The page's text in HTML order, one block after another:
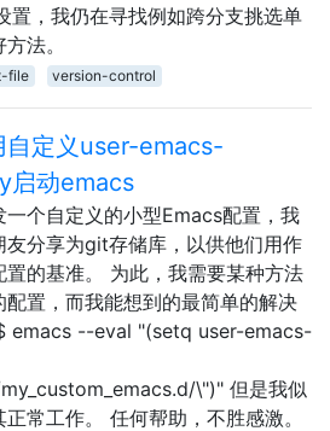
置，我仍在寻找例如跨分支挑选单
法。
file version-control
自定义user-emacs-
启动emacs
一个自定义的小型Emacs配置，我
友分享为git存储库，以供他们用作
置的基准。 为此，我需要某种方法
配置，而我能想到的最简单的解决
emacs --eval "(setq user-emacs-
\")" 但是我似
常工作。 任何帮助，不胜感激。